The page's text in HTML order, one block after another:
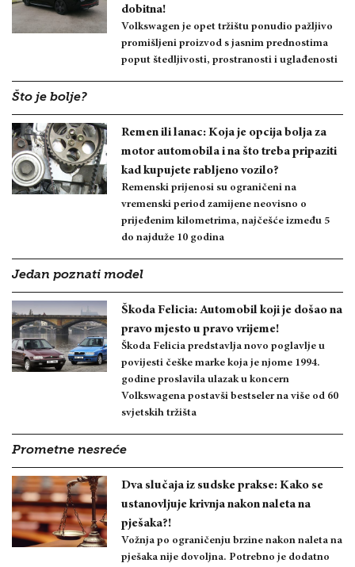
dobitna!
Volkswagen je opet tržištu ponudio pažljivo
promišljeni proizvod s jasnim prednostima
poput štedljivosti, prostranosti i uglađenosti
Što je bolje?
Remen ili lanac: Koja je opcija bolja za
motor automobila i na što treba pripaziti
kad kupujete rabljeno vozilo?
Remenski prijenosi su ograničeni na
vremenski period zamijene neovisno o
prijeđenim kilometrima, najčešće između 5
do najduže 10 godina
Jedan poznati model
Škoda Felicia: Automobil koji je došao na
pravo mjesto u pravo vrijeme!
Škoda Felicia predstavlja novo poglavlje u
povijesti češke marke koja je njome 1994.
godine proslavila ulazak u koncern
Volkswagena postavši bestseler na više od 60
svjetskih tržišta
Prometne nesreće
Dva slučaja iz sudske prakse: Kako se
ustanovljuje krivnja nakon naleta na
pješaka?!
Vožnja po ograničenju brzine nakon naleta na
pješaka nije dovoljna. Potrebno je dodatno